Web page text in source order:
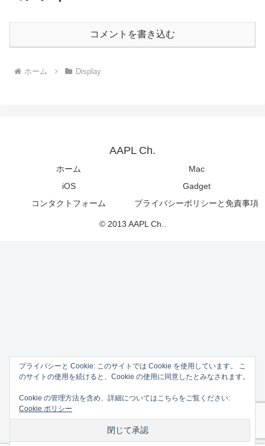
コメントを書き込む
ホーム Display
AAPL Ch.
ホーム
Mac
iOS
Gadget
コンタクトフォーム
プライバシーポリシーと免責事項
© 2013 AAPL Ch..
プライバシーと Cookie: このサイトでは Cookie を使用しています。 こ
のサイトの使用を続けると、Cookie の使用に同意したとみなされます。
Cookie の管理方法を含め、詳細についてはこちらをご覧ください:
Cookie ポリシー